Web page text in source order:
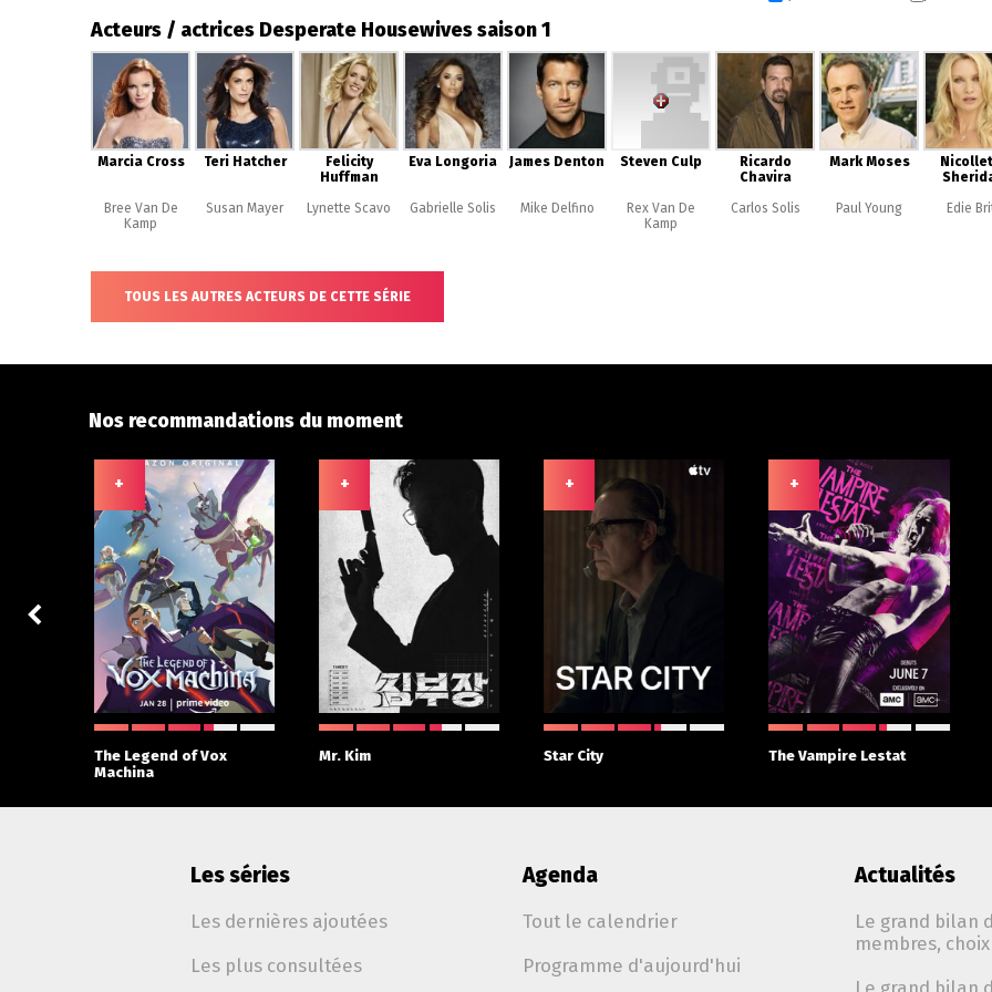
Acteurs / actrices Desperate Housewives saison 1
Marcia Cross
Bree Van De
Kamp
Teri Hatcher
Susan Mayer
Felicity
Huffman
Lynette Scavo
Eva Longoria
Gabrielle Solis
James Denton
Mike Delfino
Steven Culp
Rex Van De
Kamp
Ricardo
Chavira
Carlos Solis
Mark Moses
Paul Young
Edie
TOUS LES AUTRES ACTEURS DE CETTE SÉRIE
Nos recommandations du moment
+
The Legend of Vox
Machina
+
Mr. Kim
+
Star City
+
The Vampire Lestat
Les séries
Les dernières ajoutées
Les plus consultées
Agenda
Tout le calendrier
Programme d'aujourd'hui
Actualités
Le grand bilan
membres,
Le grand bilan